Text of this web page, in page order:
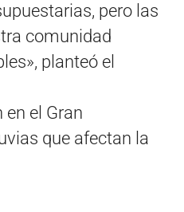
pero las
comunidad
planteó el
el Gran
que afectan la